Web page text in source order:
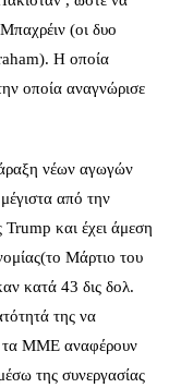
(οι δυο
Η οποία
οποία αναγνώρισε
νέων αγωγών
από την
και έχει άμεση
Μάρτιο του
κατά 43 δις δολ.
της να
τα ΜΜΕ αναφέρουν
της συνεργασίας